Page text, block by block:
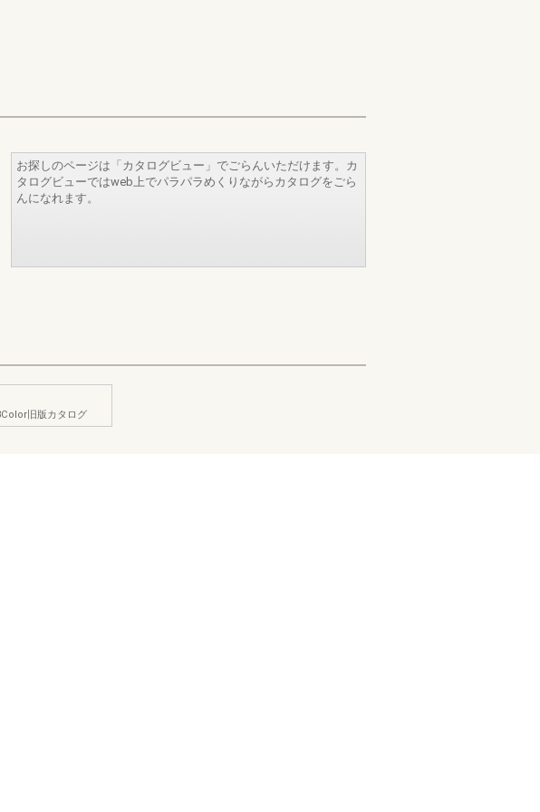
お探しのページは「カタログビュー」でごらんいただけます。カ
タログビューではweb上でパラパラめくりながらカタログをごら
んになれます。
旧版カタログ